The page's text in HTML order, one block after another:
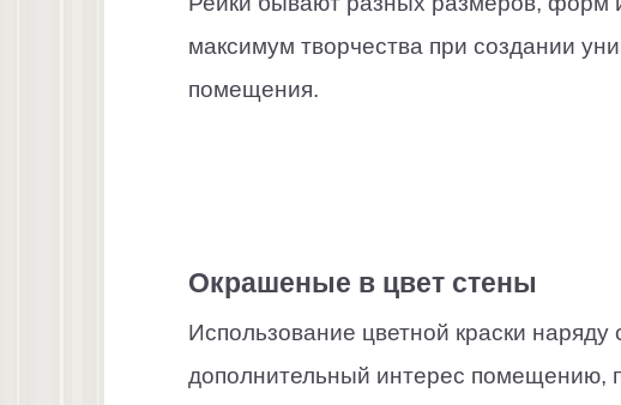
максимум творчества при создании
помещения.
Окрашеные в цвет стены
Использование цветной краски наряду
дополнительный интерес помещению,